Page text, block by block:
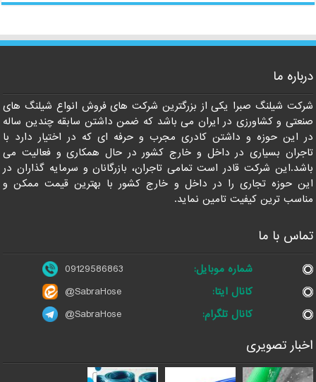
درباره ما
شرکت شیلنگ صبرا یکی از بزرگترین شرکت های فروش انواع شیلنگ های
صنعتی و کشاورزی در ایران می باشد که ضمن داشتن سابقه چندین ساله
در این حوزه و داشتن کادری مجرب و حرفه ای که در اختیار دارد با
تاجران بسیاری در داخل و خارج کشور در حال همکاری و فعالیت می
باشد.این شرکت قادر است تمامی تاجران، بازرگانان و سرمایه گذاران در
این حوزه تجاری را در داخل و خارج کشور با بهترین قیمت ممکن و
مناسب ترین کیفیت تامین نماید.
تماس با ما
شماره موبایل:
09129586863
کانال ایتا:
@SabraHose
کانال تلگرام:
@SabraHose
اخبار تصویری
09129586863